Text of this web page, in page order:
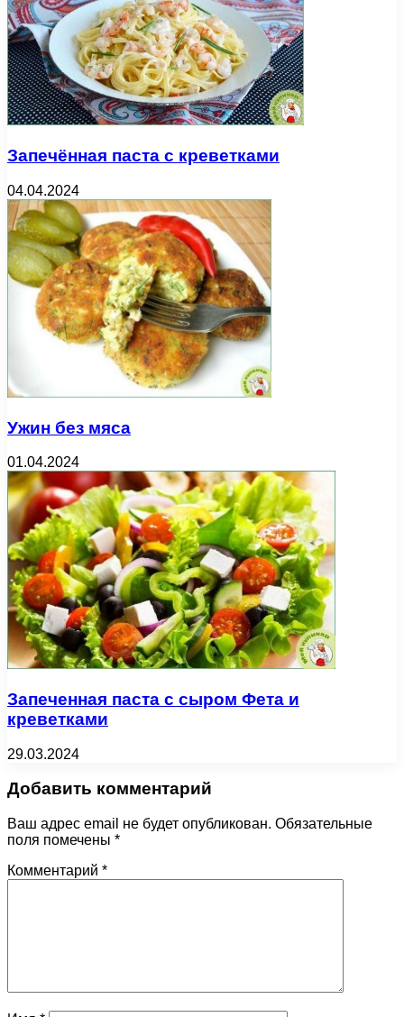
Запечённая паста с креветками
04.04.2024
Ужин без мяса
01.04.2024
Запеченная паста с сыром Фета и
креветками
29.03.2024
Добавить комментарий
Ваш адрес email не будет опубликован. Обязательные
поля помечены *
Комментарий *